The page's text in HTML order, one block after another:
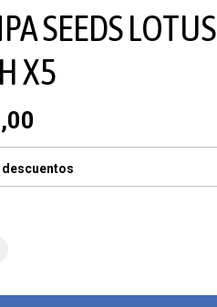
SEEDS LOTUS
X5